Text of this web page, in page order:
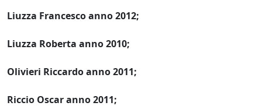
Liuzza Francesco anno 2012;
Liuzza Roberta anno 2010;
Olivieri Riccardo anno 2011;
Riccio Oscar anno 2011;